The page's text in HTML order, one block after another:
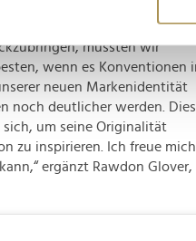
darüber, wie Ihre
um Inhalte und
unsere Website zu
Partner für soziale
weiteren Daten
haben.
mussten wir
wenn es Konventionen
neuen Markenidentität
noch deutlicher werden.
um seine Originalität
zu inspirieren. Ich freue mich
ergänzt Rawdon Glover,